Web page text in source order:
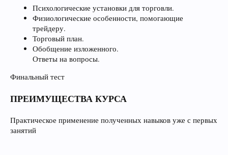
Психологические установки для торговли.
Физиологические особенности, помогающие
трейдеру.
Торговый план.
Обобщение изложенного.
Ответы на вопросы.
Финальный тест
ПРЕИМУЩЕСТВА КУРСА
Практическое применение полученных навыков уже с первых
занятий